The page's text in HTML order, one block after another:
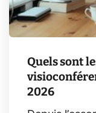
Quels sont
2026